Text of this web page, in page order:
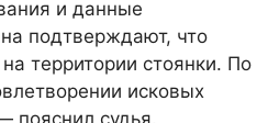
и данные
подтверждают, что
территории стоянки. По
исковых
пояснил судья.